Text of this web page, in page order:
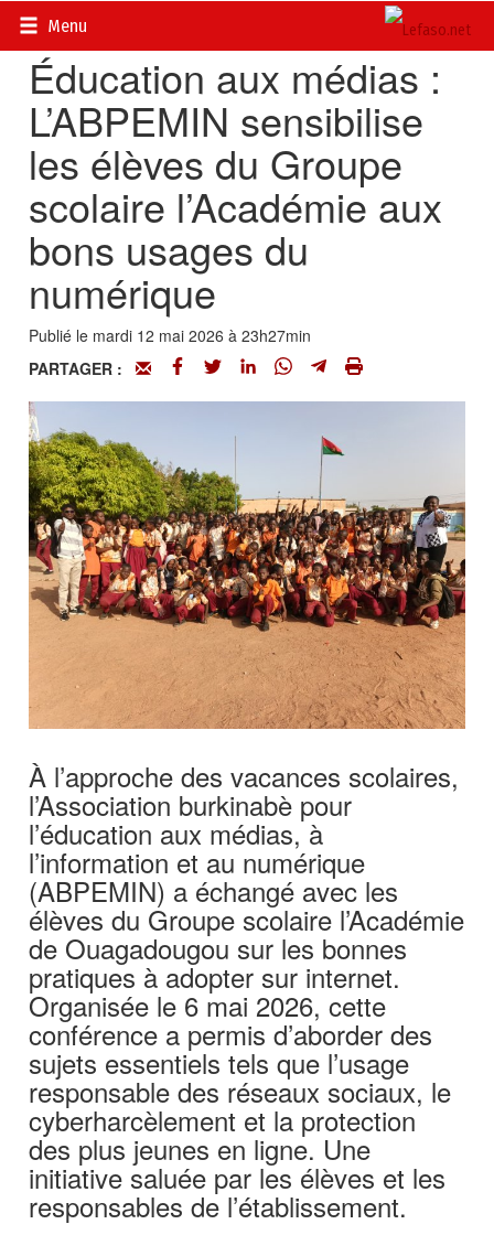
Menu
Accueil>
‎Éducation aux médias :
L’ABPEMIN sensibilise
les élèves du Groupe
scolaire l’Académie aux
bons usages du
numérique
Publié le mardi 12 mai 2026 à 23h27min
PARTAGER :
‎À l’approche des vacances scolaires,
l’Association burkinabè pour
l’éducation aux médias, à
l’information et au numérique
(ABPEMIN) a échangé avec les
élèves du Groupe scolaire l’Académie
de Ouagadougou sur les bonnes
pratiques à adopter sur internet.
Organisée le 6 mai 2026, cette
conférence a permis d’aborder des
sujets essentiels tels que l’usage
responsable des réseaux sociaux, le
cyberharcèlement et la protection
des plus jeunes en ligne. Une
initiative saluée par les élèves et les
responsables de l’établissement.